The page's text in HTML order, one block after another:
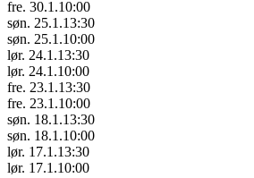
fre. 30.1.10:00
søn. 25.1.13:30
søn. 25.1.10:00
lør. 24.1.13:30
lør. 24.1.10:00
fre. 23.1.13:30
fre. 23.1.10:00
søn. 18.1.13:30
søn. 18.1.10:00
lør. 17.1.13:30
lør. 17.1.10:00